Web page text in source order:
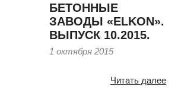
БЕТОННЫЕ
ЗАВОДЫ «ELKON».
ВЫПУСК 10.2015.
1 октября 2015
Читать далее